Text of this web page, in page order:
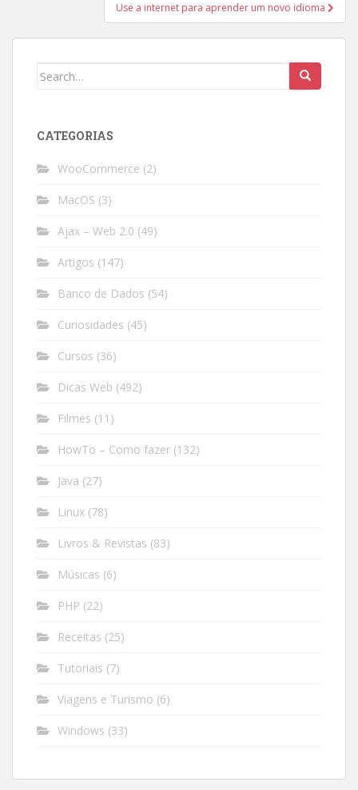
Use a internet para aprender um novo idioma
Search
CATEGORIAS
WooCommerce (2)
MacOS (3)
Ajax – Web 2.0 (49)
Artigos (147)
Banco de Dados (54)
Curiosidades (45)
Cursos (36)
Dicas Web (492)
Filmes (11)
HowTo – Como fazer (132)
Java (27)
Linux (78)
Livros & Revistas (83)
Músicas (6)
PHP (22)
Receitas (25)
Tutoriais (7)
Viagens e Turismo (6)
Windows (33)